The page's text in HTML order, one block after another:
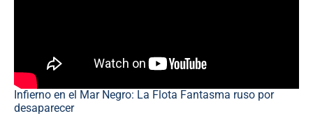
Infierno en el Mar Negro: La Flota Fantasma ruso por
desaparecer